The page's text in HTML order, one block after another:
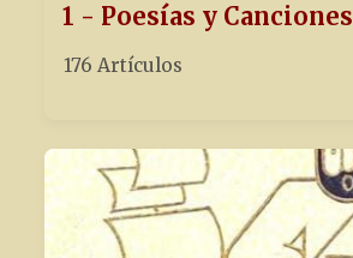
1 - Poesías y Canciones
176 Artículos